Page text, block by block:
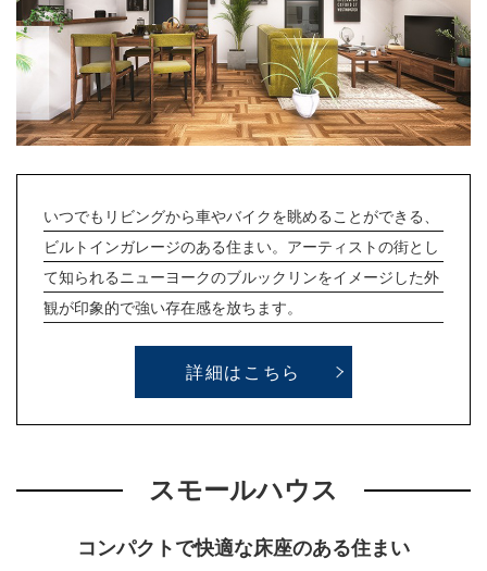
いつでもリビングから車やバイクを眺めることができる、
ビルトインガレージのある住まい。アーティストの街とし
て知られるニューヨークのブルックリンをイメージした外
観が印象的で強い存在感を放ちます。
詳細はこちら
スモールハウス
コンパクトで快適な床座のある住まい